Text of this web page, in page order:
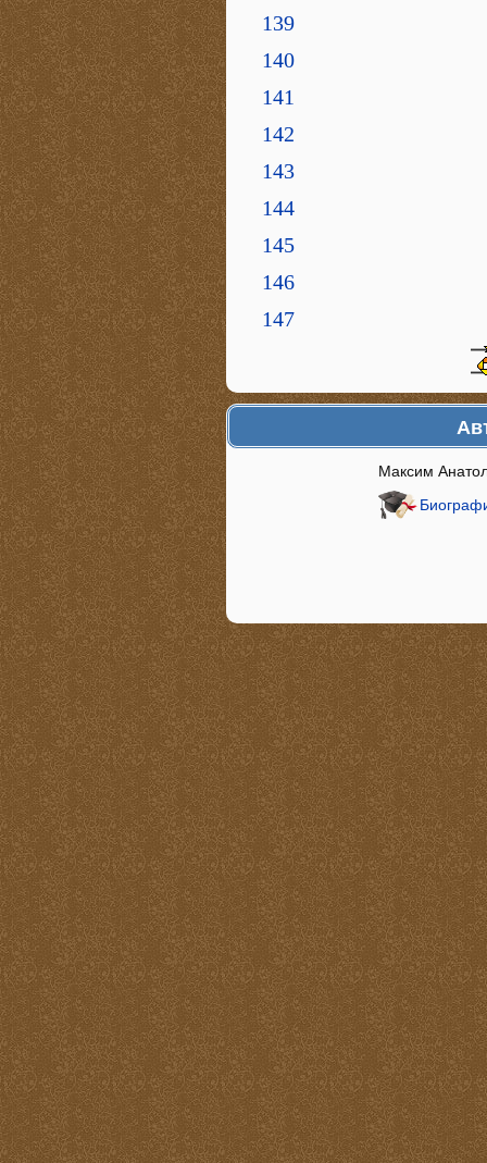
139
140
141
142
143
144
145
146
147
Максим